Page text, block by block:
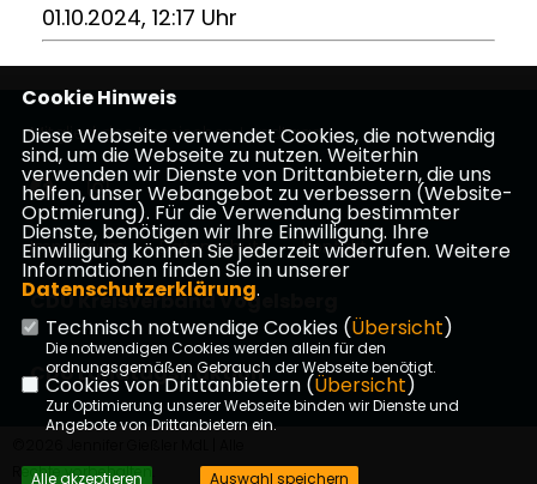
01.10.2024, 12:17 Uhr
Mitglied des Hessischen Landtags
Impressum Datenschutz Kontakt
CDU Kreisverband Vogelsberg
CDU Landtagsfraktion
Rechte vorbehalten.
Cookie Hinweis
Diese Webseite verwendet Cookies, die notwendig
sind, um die Webseite zu nutzen. Weiterhin
verwenden wir Dienste von Drittanbietern, die uns
helfen, unser Webangebot zu verbessern (Website-
Optmierung). Für die Verwendung bestimmter
Dienste, benötigen wir Ihre Einwilligung. Ihre
Einwilligung können Sie jederzeit widerrufen. Weitere
Informationen finden Sie in unserer
Datenschutzerklärung.
Technisch notwendige Cookies (Übersicht)
Die notwendigen Cookies werden allein für den
ordnungsgemäßen Gebrauch der Webseite benötigt.
Cookies von Drittanbietern (Übersicht)
Zur Optimierung unserer Webseite binden wir Dienste und
Angebote von Drittanbietern ein.
Alle akzeptieren Auswahl speichern